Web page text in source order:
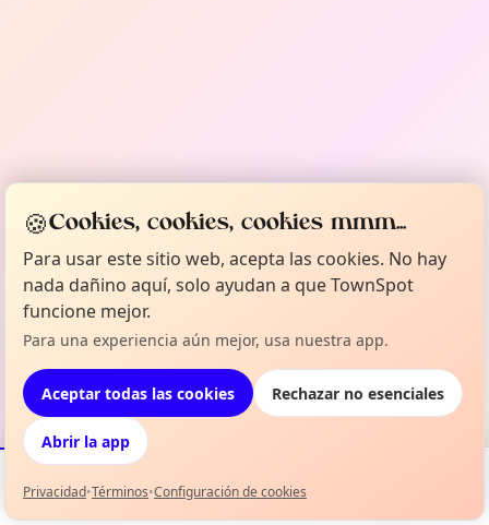
Eventos Mapa Mi selección
🍪Cookies, cookies, cookies mmm...
Para usar este sitio web, acepta las cookies. No hay
nada dañino aquí, solo ayudan a que TownSpot
funcione mejor.
Para una experiencia aún mejor, usa nuestra app.
Aceptar todas las cookies Rechazar no esenciales
Abrir la app
Privacidad•Términos•Configuración de cookies